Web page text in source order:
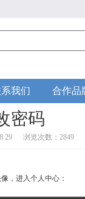
我们 合作品
密码
浏览次数：2849
，进入个人中心：